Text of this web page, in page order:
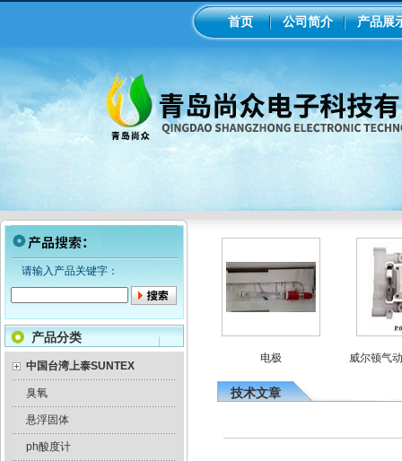
首页 公司简介 产品展
请输入产品关键字：
产品分类
中国台湾上泰SUNTEX
臭氧
悬浮固体
ph酸度计
膜计量泵 意大利seko电磁隔膜计量泵 电极 威尔顿气动
技术文章